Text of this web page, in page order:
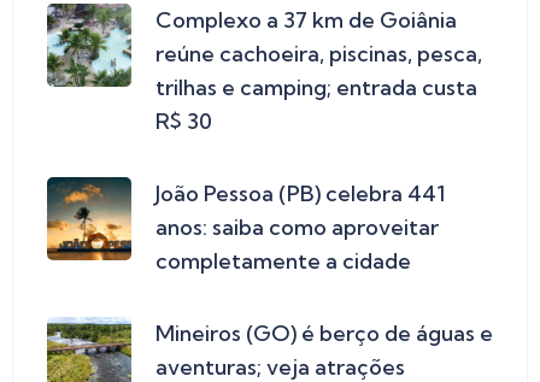
Complexo a 37 km de Goiânia
reúne cachoeira, piscinas, pesca,
trilhas e camping; entrada custa
R$ 30
João Pessoa (PB) celebra 441
anos: saiba como aproveitar
completamente a cidade
Mineiros (GO) é berço de águas e
aventuras; veja atrações